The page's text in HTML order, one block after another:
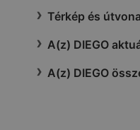
Térkép és
A(z) DIEGO
A(z) DIEGO